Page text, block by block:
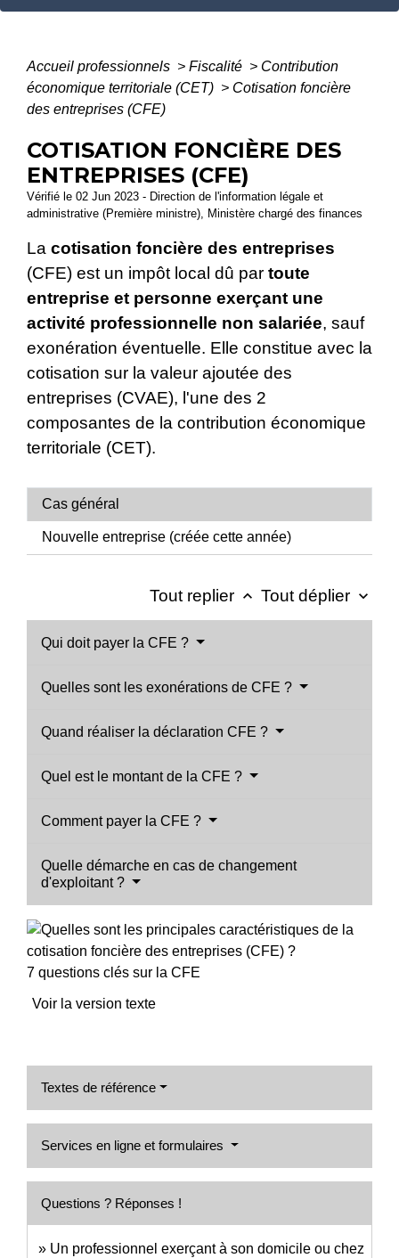
Accueil professionnels > Fiscalité > Contribution
économique territoriale (CET) > Cotisation foncière
des entreprises (CFE)
COTISATION FONCIÈRE DES
ENTREPRISES (CFE)
Vérifié le 02 Jun 2023 - Direction de l'information légale et
administrative (Première ministre), Ministère chargé des finances
La cotisation foncière des entreprises
(CFE) est un impôt local dû par toute
entreprise et personne exerçant une
activité professionnelle non salariée, sauf
exonération éventuelle. Elle constitue avec la
cotisation sur la valeur ajoutée des
entreprises (CVAE), l'une des 2
composantes de la contribution économique
territoriale (CET).
Cas général
Nouvelle entreprise (créée cette année)
Tout replier keyboard_arrow_up Tout déplier keyboard_arrow_down
Qui doit payer la CFE ?
Quelles sont les exonérations de CFE ?
Quand réaliser la déclaration CFE ?
Quel est le montant de la CFE ?
Comment payer la CFE ?
Quelle démarche en cas de changement
d'exploitant ?
7 questions clés sur la CFE
Voir la version texte
Textes de référence
Services en ligne et formulaires
Questions ? Réponses !
Un professionnel exerçant à son domicile ou chez